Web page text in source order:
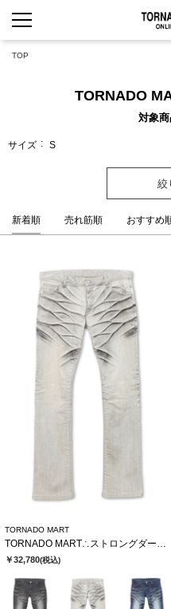
TOP
TORNADO
対象商
サイズ S
絞
新着順 売れ筋順 おすすめ
TORNADO MART
￥32,780(税込)